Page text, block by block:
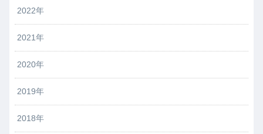
2022年
2021年
2020年
2019年
2018年